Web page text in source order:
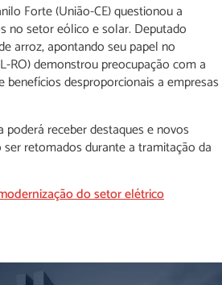
Forte (União-CE) questionou a
no setor eólico e solar. Deputado
arroz, apontando seu papel no
RO) demonstrou preocupação com a
desproporcionais a empresas
receber destaques e novos
retomados durante a tramitação da
do setor elétrico